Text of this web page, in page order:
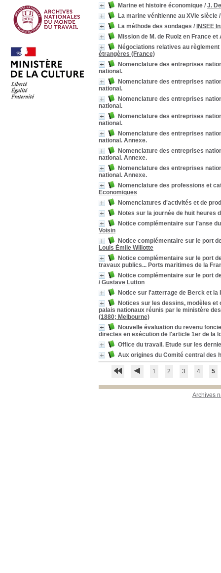
Marine et histoire économique / J.
La marine vénitienne au XVIe siècle
La méthode des sondages / INSEE
Mission de M. de Ruolz en France
Négociations relatives au
étrangères (France)
Nomenclature des entreprises
national.
Nomenclature des entreprises
national.
Nomenclature des entreprises
national.
Nomenclature des entreprises
national.
Nomenclature des entreprises
national. Annexe.
Nomenclature des entreprises
national. Annexe.
Nomenclature des entreprises
national. Annexe.
Nomenclature des professions et
Economiques
Nomenclatures d'activités et de
Notes sur la journée de huit heures
Notice complémentaire sur l'anse
Voisin
Notice complémentaire sur le port
Louis Émile Willotte
Notice complémentaire sur le port
travaux publics... Ports maritimes de la
Notice complémentaire sur le port
/ Gustave Lutton
Notice sur l'atterrage de Berck et la
Notices sur les dessins, modèles
palais nationaux réunis par le ministère
(1880; Melbourne)
Nouvelle évaluation du revenu
directes en exécution de l'article 1er de la
Office du travail. Etude sur les
Aux origines du Comité central des
1 2 3 4 5
Archives